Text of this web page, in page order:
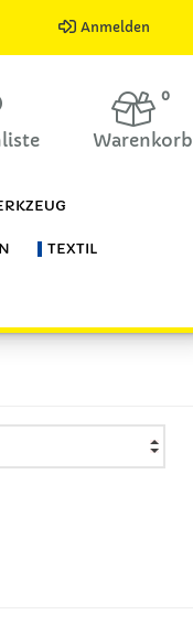
Anmelden
0
Warenkorb
TEXTIL